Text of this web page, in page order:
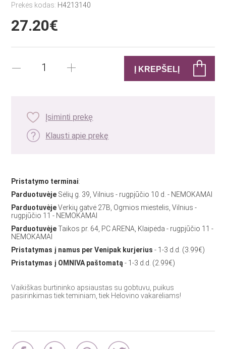
Prekės kodas: H4213140
27.20€
Įsiminti prekę
Klausti apie prekę
Pristatymo terminai:
Parduotuvėje Sėlių g. 39, Vilnius - rugpjūčio 10 d. - NEMOKAMAI
ParduotuvėjeVerkių gatvė 27B, Ogmios miestelis, Vilnius -
rugpjūčio 11 - NEMOKAMAI
ParduotuvėjeTaikos pr. 64, PC ARENA, Klaipėda - rugpjūčio 11 -
NEMOKAMAI
Pristatymas į namus per Venipak kurjerius - 1-3 d.d. (3.99€)
Pristatymas į OMNIVA paštomatą- 1-3 d.d. (2.99€)
Vaikiškas burtininko apsiaustas su gobtuvu, puikus
pasirinkimas tiek teminiam, tiek Helovino vakarėliams!